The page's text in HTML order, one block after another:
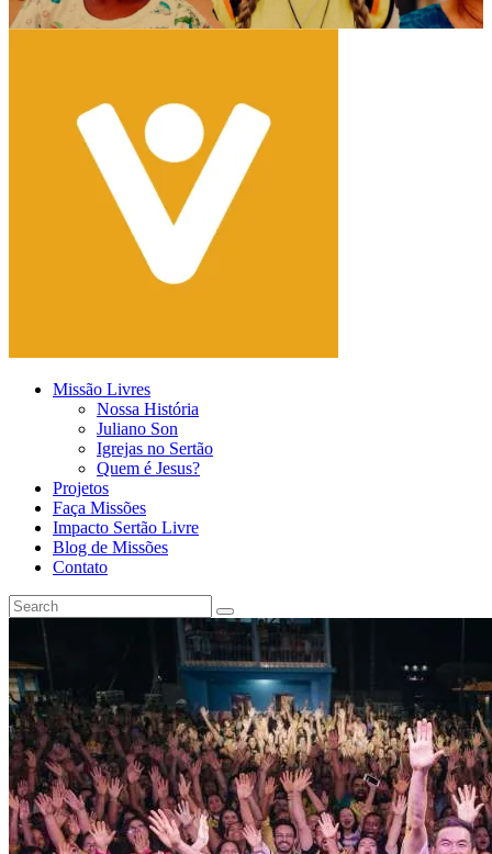
Missão Livres
Nossa História
Juliano Son
Igrejas no Sertão
Quem é Jesus?
Projetos
Faça Missões
Impacto Sertão Livre
Blog de Missões
Contato